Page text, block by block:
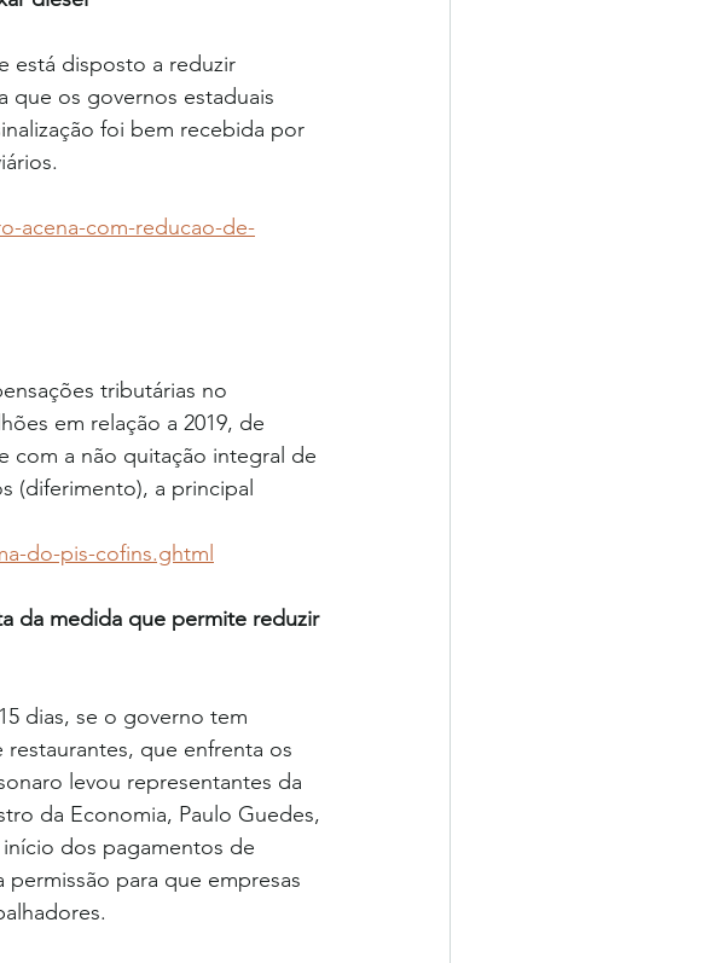
está disposto a reduzir
que os governos estaduais
foi bem recebida por
acena-com-reducao-de-
tributárias no
em relação a 2019, de
com a não quitação integral de
(diferimento), a principal
do-pis-cofins.ghtml
da medida que permite reduzir
dias, se o governo tem
que enfrenta os
levou representantes da
da Economia, Paulo Guedes,
dos pagamentos de
para que empresas